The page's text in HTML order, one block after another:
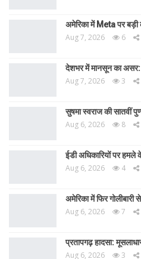
अमेरिका में Meta पर बड़ी
Aug 7, 2026 6
देशभर में मानसून का
Aug 7, 2026 3
सुषमा स्वराज की सातवीं
Aug 6, 2026 8
ईडी अधिकारियों पर हमले
Aug 6, 2026 4
अमेरिका में फिर
Aug 6, 2026 7
प्रतापगढ़ हादसा:
Aug 6, 2026 3